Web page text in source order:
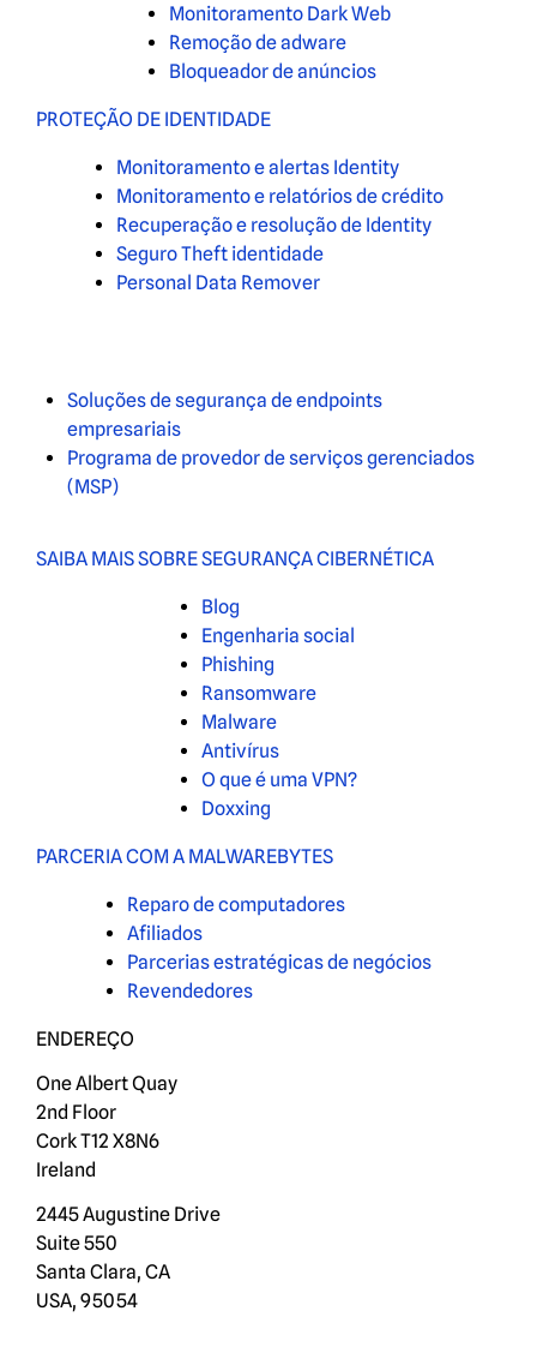
Monitoramento Dark Web
Remoção de adware
Bloqueador de anúncios
PROTEÇÃO DE IDENTIDADE
Monitoramento e alertas Identity
Monitoramento e relatórios de crédito
Recuperação e resolução de Identity
Seguro Theft identidade
Personal Data Remover
Soluções de segurança de endpoints
empresariais
Programa de provedor de serviços gerenciados
(MSP)
SAIBA MAIS SOBRE SEGURANÇA CIBERNÉTICA
Blog
Engenharia social
Phishing
Ransomware
Malware
Antivírus
O que é uma VPN?
Doxxing
PARCERIA COM A MALWAREBYTES
Reparo de computadores
Afiliados
Parcerias estratégicas de negócios
Revendedores
ENDEREÇO
One Albert Quay
2nd Floor
Cork T12 X8N6
Ireland
2445 Augustine Drive
Suite 550
Santa Clara, CA
USA, 95054